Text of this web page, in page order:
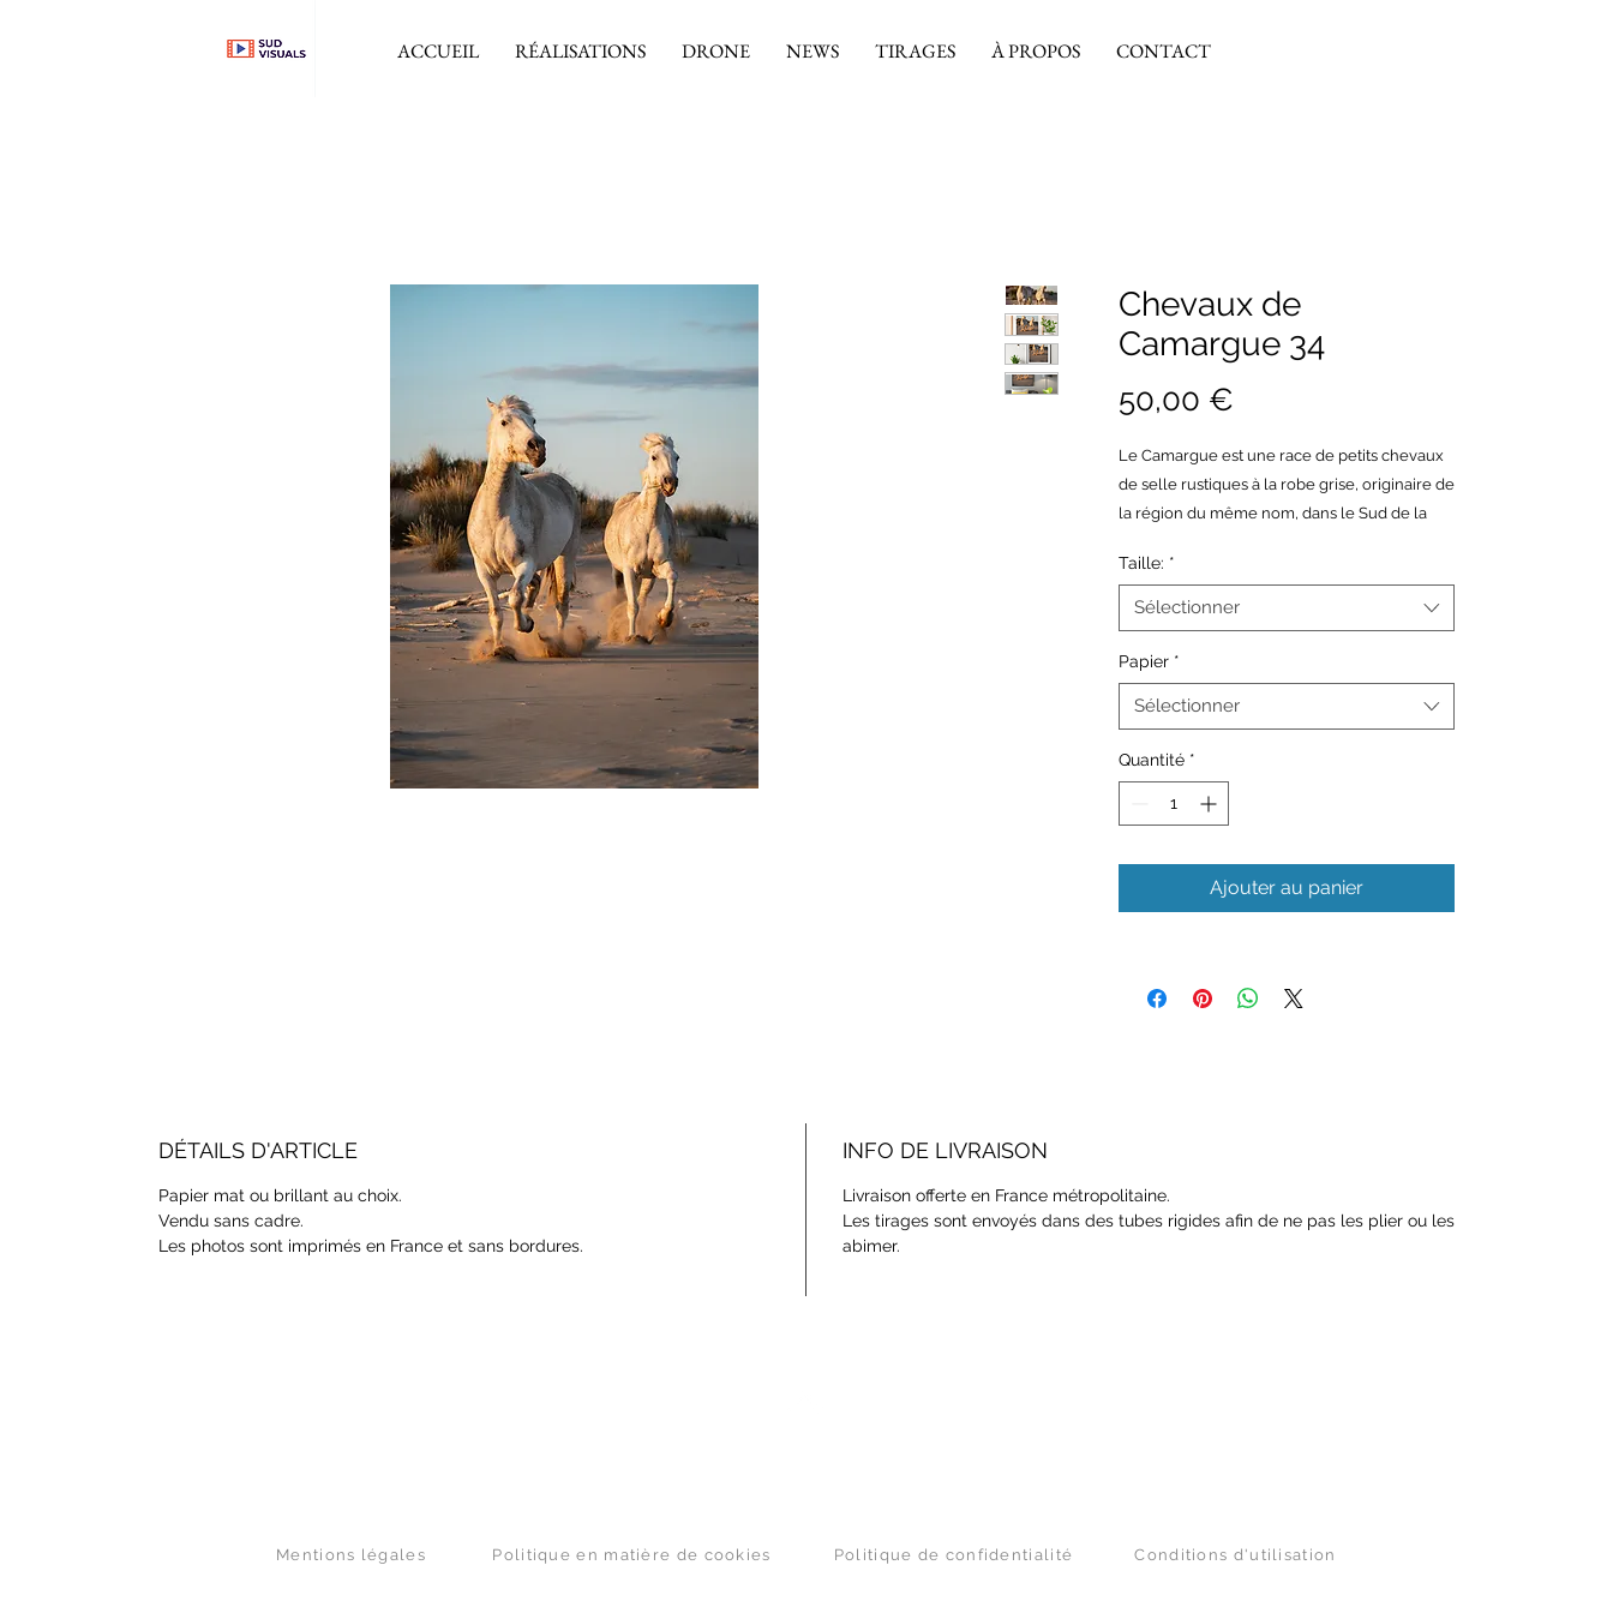
ACCUEIL RÉALISATIONS DRONE NEWS TIRAGES À PROPOS CONTACT
Chevaux de
Camargue 34
50,00 €
Le Camargue est une race de petits chevaux
de selle rustiques à la robe grise, originaire de
la région du même nom, dans le Sud de la
départements du Gard et des Bouches-du-
Rhône. Ce cheval vit traditionnellement en
liberté dans ses marais d'origine.
Son origine reste mystérieuse, bien qu'il soit
considéré comme l'une des plus anciennes
Taille: *
Sélectionner
Papier *
Sélectionner
Quantité *
Ajouter au panier
DÉTAILS D'ARTICLE
Papier mat ou brillant au choix.
Vendu sans cadre.
Les photos sont imprimés en France et sans bordures.
INFO DE LIVRAISON
Livraison offerte en France métropolitaine.
Les tirages sont envoyés dans des tubes rigides afin de ne pas les plier ou les
abimer.
Mentions légales Politique en matière de cookies Politique de confidentialité Conditions d'utilisation